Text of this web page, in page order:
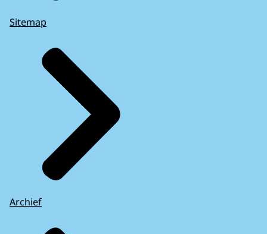
Sitemap
Archief